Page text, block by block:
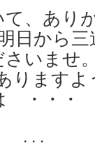
、あり
日から
さいませ
ります
・・・
. . .